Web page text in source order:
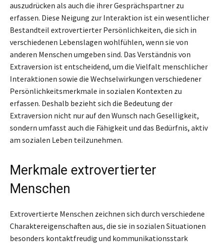
auszudrücken als auch die ihrer Gesprächspartner zu
erfassen. Diese Neigung zur Interaktion ist ein wesentlicher
Bestandteil extrovertierter Persönlichkeiten, die sich in
verschiedenen Lebenslagen wohlfühlen, wenn sie von
anderen Menschen umgeben sind. Das Verständnis von
Extraversion ist entscheidend, um die Vielfalt menschlicher
Interaktionen sowie die Wechselwirkungen verschiedener
Persönlichkeitsmerkmale in sozialen Kontexten zu
erfassen. Deshalb bezieht sich die Bedeutung der
Extraversion nicht nur auf den Wunsch nach Geselligkeit,
sondern umfasst auch die Fähigkeit und das Bedürfnis, aktiv
am sozialen Leben teilzunehmen.
Merkmale extrovertierter
Menschen
Extrovertierte Menschen zeichnen sich durch verschiedene
Charaktereigenschaften aus, die sie in sozialen Situationen
besonders kontaktfreudig und kommunikationsstark